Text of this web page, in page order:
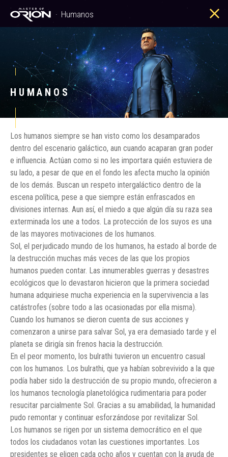
HUMANOS
Los humanos siempre se han visto como los desamparados
dentro del escenario galáctico, aun cuando acaparan gran poder
e influencia. Actúan como si no les importara quién estuviera de
su lado, a pesar de que en el fondo les afecta mucho la opinión
de los demás. Buscan un respeto intergaláctico dentro de la
escena política, pese a que siempre están enfrascados en
divisiones internas. Aun así, el miedo a que algún día su raza sea
exterminada los une a todos. La protección de los suyos es una
de las mayores motivaciones de los humanos.
Sol, el perjudicado mundo de los humanos, ha estado al borde de
la destrucción muchas más veces de las que los propios
humanos pueden contar. Las innumerables guerras y desastres
ecológicos que lo devastaron hicieron que la primera sociedad
humana adquiriese mucha experiencia en la supervivencia a las
catástrofes (sobre todo a las ocasionadas por ella misma).
Cuando los humanos se dieron cuenta de sus acciones y
comenzaron a unirse para salvar Sol, ya era demasiado tarde y el
planeta se dirigía sin frenos hacia la destrucción.
En el peor momento, los bulrathi tuvieron un encuentro casual
con los humanos. Los bulrathi, que ya habían sobrevivido a la que
podía haber sido la destrucción de su propio mundo, ofrecieron a
los humanos tecnología planetológica rudimentaria para poder
resucitar parcialmente Sol. Gracias a su amabilidad, la humanidad
pudo remontar y continuar esforzándose por revitalizar Sol.
Los humanos se rigen por un sistema democrático en el que
todos los ciudadanos votan las cuestiones importantes. Los
presidentes se eligen cada ocho años y cuentan con la ayuda de
Humanos
Humanos